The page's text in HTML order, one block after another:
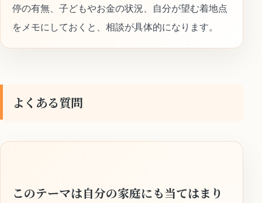
停の有無、子どもやお金の状況、自分が望む着地点
をメモにしておくと、相談が具体的になります。
よくある質問
このテーマは自分の家庭にも当てはまり